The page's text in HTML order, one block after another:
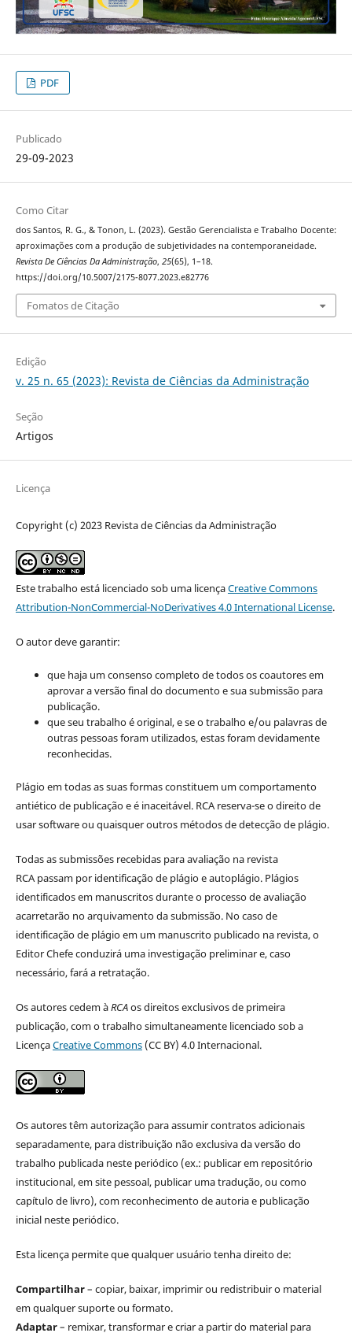
PDF
Publicado
29-09-2023
Como Citar
dos Santos, R. G., & Tonon, L. (2023). Gestão Gerencialista e Trabalho Docente:
aproximações com a produção de subjetividades na contemporaneidade.
Revista De Ciências Da Administração, 25(65), 1–18.
https://doi.org/10.5007/2175-8077.2023.e82776
Fomatos de Citação
Edição
v. 25 n. 65 (2023): Revista de Ciências da Administração
Seção
Artigos
Licença
Copyright (c) 2023 Revista de Ciências da Administração
Este trabalho está licenciado sob uma licençaCreative Commons
Attribution-NonCommercial-NoDerivatives 4.0 International License.
O autor deve garantir:
que haja um consenso completo de todos os coautores em
aprovar a versão final do documento e sua submissão para
publicação.
que seu trabalho é original, e se o trabalho e/ou palavras de
outras pessoas foram utilizados, estas foram devidamente
reconhecidas.
Plágio em todas as suas formas constituem um comportamento
antiético de publicação e é inaceitável. RCA reserva-se o direito de
usar software ou quaisquer outros métodos de detecção de plágio.
Todas as submissões recebidas para avaliação na revista
RCA passam por identificação de plágio e autoplágio. Plágios
identificados em manuscritos durante o processo de avaliação
acarretarão no arquivamento da submissão. No caso de
identificação de plágio em um manuscrito publicado na revista, o
Editor Chefe conduzirá uma investigação preliminar e, caso
necessário, fará a retratação.
Os autores cedem àRCAos direitos exclusivos de primeira
publicação, com o trabalho simultaneamente licenciado sob a
LicençaCreative Commons(CC BY) 4.0 Internacional.
Os autores têm autorização para assumir contratos adicionais
separadamente, para distribuição não exclusiva da versão do
trabalho publicada neste periódico (ex.: publicar em repositório
institucional, em site pessoal, publicar uma tradução, ou como
capítulo de livro), com reconhecimento de autoria e publicação
inicial neste periódico.
Esta licença permite que qualquer usuário tenha direito de:
Compartilhar– copiar, baixar, imprimir ou redistribuir o material
em qualquer suporte ou formato.
Adaptar– remixar, transformar e criar a partir do material para